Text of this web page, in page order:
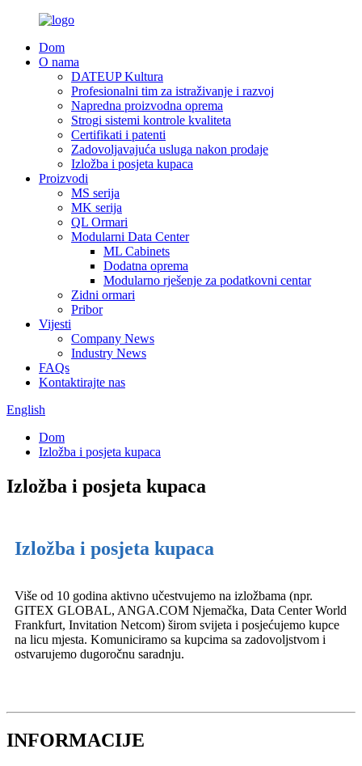
Dom
O nama
DATEUP Kultura
Profesionalni tim za istraživanje i razvoj
Napredna proizvodna oprema
Strogi sistemi kontrole kvaliteta
Certifikati i patenti
Zadovoljavajuća usluga nakon prodaje
Izložba i posjeta kupaca
Proizvodi
MS serija
MK serija
QL Ormari
Modularni Data Center
ML Cabinets
Dodatna oprema
Modularno rješenje za podatkovni centar
Zidni ormari
Pribor
Vijesti
Company News
Industry News
FAQs
Kontaktirajte nas
English
Dom
Izložba i posjeta kupaca
Izložba i posjeta kupaca
Izložba i posjeta kupaca
Više od 10 godina aktivno učestvujemo na izložbama (npr.
GITEX GLOBAL, ANGA.COM Njemačka, Data Center World
Frankfurt, Invitation Netcom) širom svijeta i posjećujemo kupce
na licu mjesta. Komuniciramo sa kupcima sa zadovoljstvom i
ostvarujemo dugoročnu saradnju.
INFORMACIJE